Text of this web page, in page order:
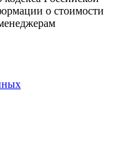
о стоимости